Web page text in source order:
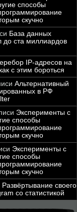
способы
скучно
База данных
до ста миллиардов
IP-адресов на
с этим бороться
Альтернативный
в РФ
Эксперименты с
способы
скучно
Эксперименты с
способы
скучно
Развёртывание своего
со статистикой